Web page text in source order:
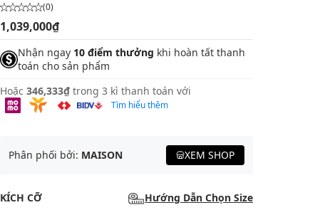
(0)
1,039,000₫
Nhận ngay 10 điểm thưởng khi hoàn tất thanh
toán cho sản phẩm
Hoặc 346,333₫ trong 3 kì thanh toán với
Tìm hiểu thêm
Phân phối bởi: MAISON XEM SHOP
KÍCH CỠ Hướng Dẫn Chọn Size